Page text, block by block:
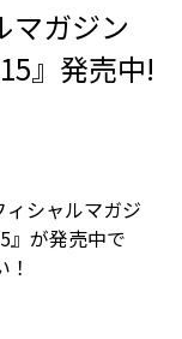
マガジン
』発売中!
シャルマガジ
』が発売中で